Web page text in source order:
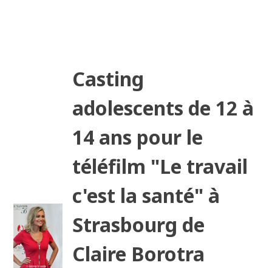
Casting
adolescents de 12 à
14 ans pour le
téléfilm "Le travail
c'est la santé" à
Strasbourg de
Claire Borotra